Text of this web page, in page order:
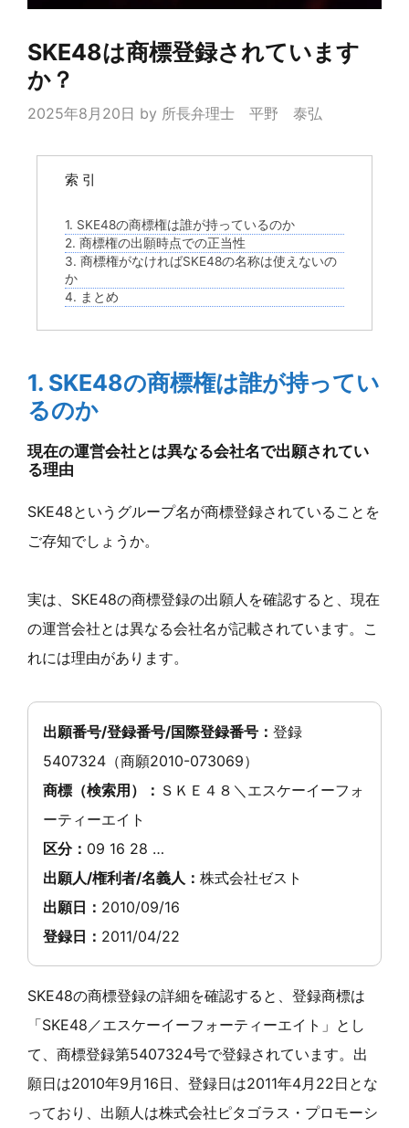
SKE48は商標登録されています
か？
2025年8月20日 by 所長弁理士 平野 泰弘
索 引
1. SKE48の商標権は誰が持っているのか
2. 商標権の出願時点での正当性
3. 商標権がなければSKE48の名称は使えないの
か
4. まとめ
1. SKE48の商標権は誰が持ってい
るのか
現在の運営会社とは異なる会社名で出願されてい
る理由
SKE48というグループ名が商標登録されていることを
ご存知でしょうか。
実は、SKE48の商標登録の出願人を確認すると、現在
の運営会社とは異なる会社名が記載されています。こ
れには理由があります。
出願番号/登録番号/国際登録番号： 登録
5407324（商願2010-073069）
商標（検索用）： ＳＫＥ４８＼エスケーイーフォ
ーティーエイト
区分： 09 16 28 …
出願人/権利者/名義人： 株式会社ゼスト
出願日： 2010/09/16
登録日： 2011/04/22
SKE48の商標登録の詳細を確認すると、登録商標は
「SKE48／エスケーイーフォーティーエイト」とし
て、商標登録第5407324号で登録されています。出
願日は2010年9月16日、登録日は2011年4月22日とな
っており、出願人は株式会社ピタゴラス・プロモーシ